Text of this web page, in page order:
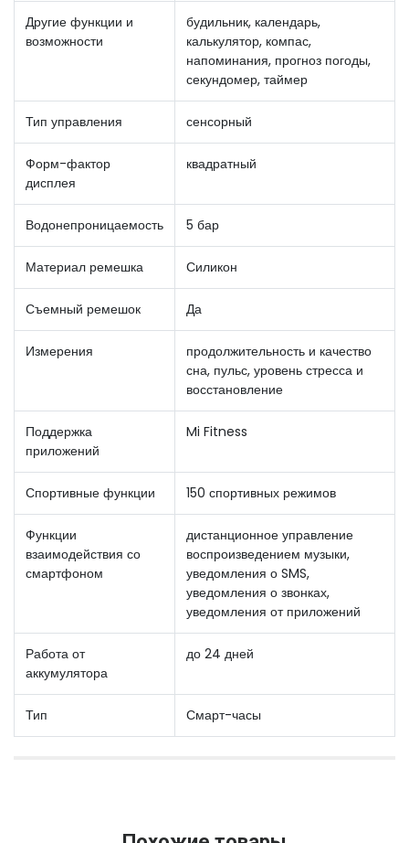
Другие функции и
возможности
будильник, календарь,
калькулятор, компас,
напоминания, прогноз погоды,
секундомер, таймер
Тип управления сенсорный
Форм-фактор
дисплея
квадратный
Водонепроницаемость 5 бар
Материал ремешка Силикон
Съемный ремешок Да
Измерения
продолжительность и качество
сна, пульс, уровень стресса и
восстановление
Поддержка
приложений
Mi Fitness
Спортивные функции 150 спортивных режимов
Функции
взаимодействия со
смартфоном
дистанционное управление
воспроизведением музыки,
уведомления о SMS,
уведомления о звонках,
уведомления от приложений
Работа от
аккумулятора
до 24 дней
Тип Смарт-часы